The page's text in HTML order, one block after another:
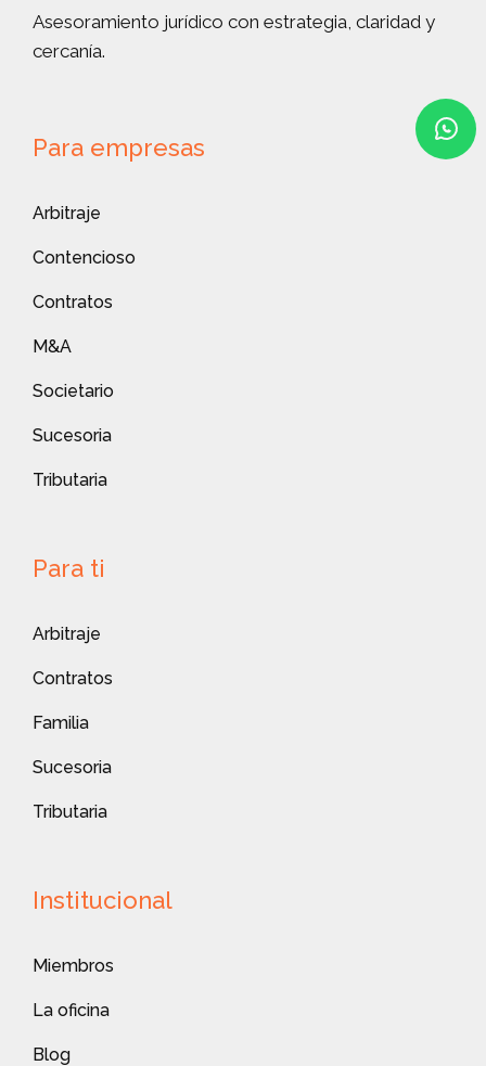
Asesoramiento jurídico con estrategia, claridad y
cercanía.
Para empresas
Arbitraje
Contencioso
Contratos
M&A
Societario
Sucesoria
Tributaria
Para ti
Arbitraje
Contratos
Familia
Sucesoria
Tributaria
Institucional
Miembros
La oficina
Blog